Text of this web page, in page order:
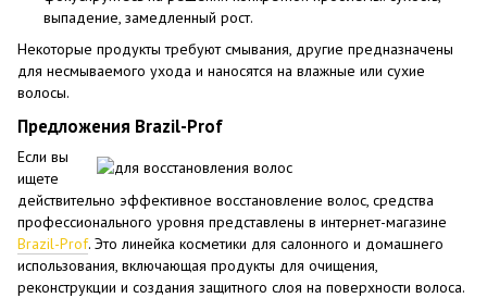
выпадение, замедленный рост.
Некоторые продукты требуют смывания, другие предназначены
для несмываемого ухода и наносятся на влажные или сухие
волосы.
Предложения Brazil-Prof
Если вы
ищете
действительно эффективное восстановление волос, средства
профессионального уровня представлены в интернет-магазине
Brazil-Prof. Это линейка косметики для салонного и домашнего
использования, включающая продукты для очищения,
реконструкции и создания защитного слоя на поверхности волоса.